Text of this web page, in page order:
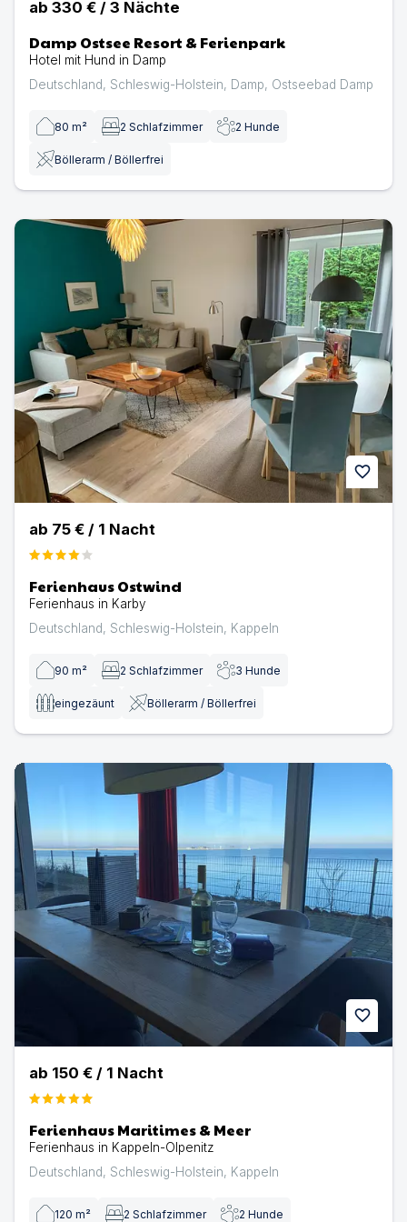
ab 330 € / 3 Nächte
Damp Ostsee Resort & Ferienpark
Hotel mit Hund in Damp
Deutschland, Schleswig-Holstein, Damp, Ostseebad Damp
80 m² 2 Schlafzimmer 2 Hunde
Böllerarm / Böllerfrei
favorite
Ferienhaus Ostwind | Ferienhaus in Karby
ab 75 € / 1 Nacht
Ferienhaus Ostwind
Ferienhaus in Karby
Deutschland, Schleswig-Holstein, Kappeln
90 m² 2 Schlafzimmer 3 Hunde
eingezäunt Böllerarm / Böllerfrei
favorite
Ferienhaus Maritimes & Meer | Ferienhaus in Kappeln-
ab 150 € / 1 Nacht
Ferienhaus Maritimes & Meer
Ferienhaus in Kappeln-Olpenitz
Deutschland, Schleswig-Holstein, Kappeln
120 m² 2 Schlafzimmer 2 Hunde